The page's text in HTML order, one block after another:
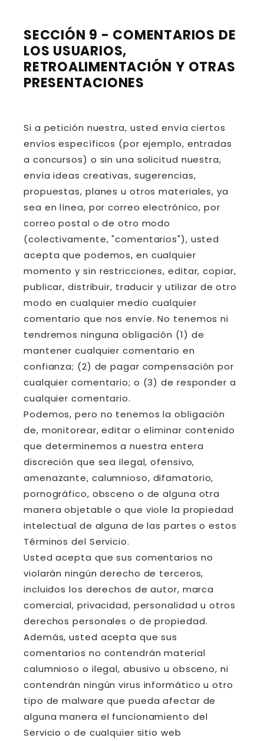
SECCIÓN 9 - COMENTARIOS DE
LOS USUARIOS,
RETROALIMENTACIÓN Y OTRAS
PRESENTACIONES
Si a petición nuestra, usted envía ciertos
envíos específicos (por ejemplo, entradas
a concursos) o sin una solicitud nuestra,
envía ideas creativas, sugerencias,
propuestas, planes u otros materiales, ya
sea en línea, por correo electrónico, por
correo postal o de otro modo
(colectivamente, "comentarios"), usted
acepta que podemos, en cualquier
momento y sin restricciones, editar, copiar,
publicar, distribuir, traducir y utilizar de otro
modo en cualquier medio cualquier
comentario que nos envíe. No tenemos ni
tendremos ninguna obligación (1) de
mantener cualquier comentario en
confianza; (2) de pagar compensación por
cualquier comentario; o (3) de responder a
cualquier comentario.
Podemos, pero no tenemos la obligación
de, monitorear, editar o eliminar contenido
que determinemos a nuestra entera
discreción que sea ilegal, ofensivo,
amenazante, calumnioso, difamatorio,
pornográfico, obsceno o de alguna otra
manera objetable o que viole la propiedad
intelectual de alguna de las partes o estos
Términos del Servicio.
Usted acepta que sus comentarios no
violarán ningún derecho de terceros,
incluidos los derechos de autor, marca
comercial, privacidad, personalidad u otros
derechos personales o de propiedad.
Además, usted acepta que sus
comentarios no contendrán material
calumnioso o ilegal, abusivo u obsceno, ni
contendrán ningún virus informático u otro
tipo de malware que pueda afectar de
alguna manera el funcionamiento del
Servicio o de cualquier sitio web